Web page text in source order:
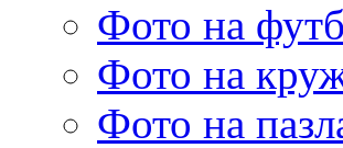
Фото на
Фото на
Фото на